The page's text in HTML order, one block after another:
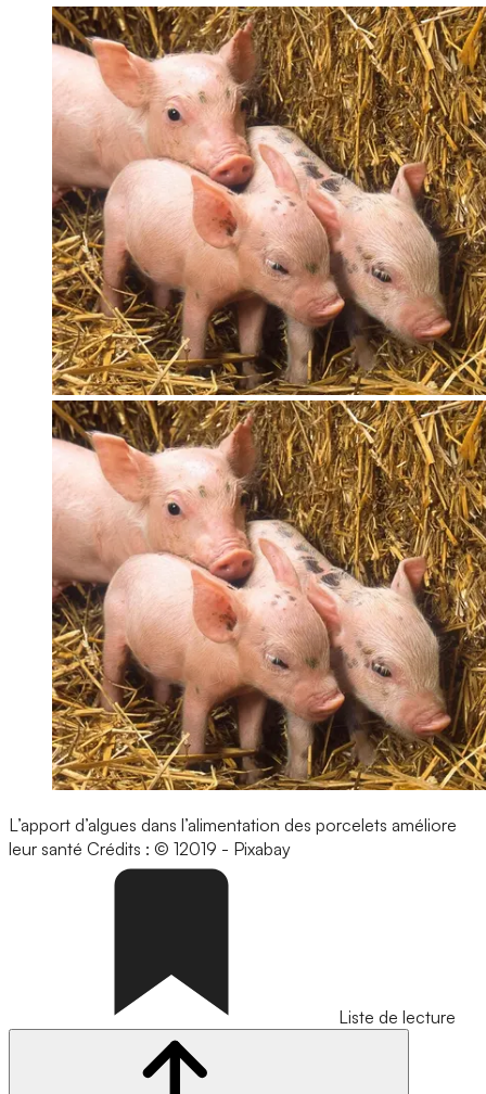
L’apport d’algues dans l’alimentation des porcelets améliore
leur santé Crédits : © 12019 - Pixabay
Liste de lecture